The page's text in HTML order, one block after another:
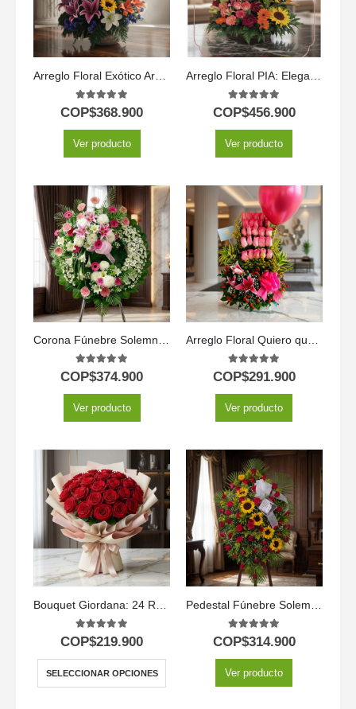
Arreglo Floral Exótico Armonía
5.00out of 5
COP$368.900
Ver producto
Arreglo Floral PIA: Elegancia Exótica con Rosas y Flores Selectas ⚜️
5.00out of 5
COP$456.900
Ver producto
Corona Fúnebre Solemne «Homenaje a Mathias» ⚜️
5.00out of 5
COP$374.900
Ver producto
Arreglo Floral Quiero que Sepas
5.00out of 5
COP$291.900
Ver producto
5.00out of 5
COP$219.900
SELECCIONAR OPCIONES
5.00out of 5
COP$314.900
Ver producto